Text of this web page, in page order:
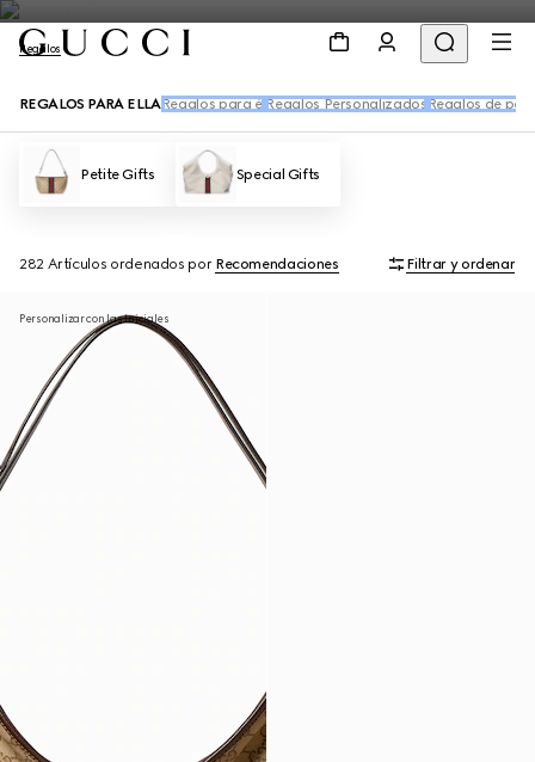
Regalos
REGALOS PARA ELLARegalos para él Regalos Personalizados Regalos de
Petite Gifts Special Gifts
282 Artículos ordenados por Recomendaciones Filtrar y ordenar
Personalizar con las iniciales